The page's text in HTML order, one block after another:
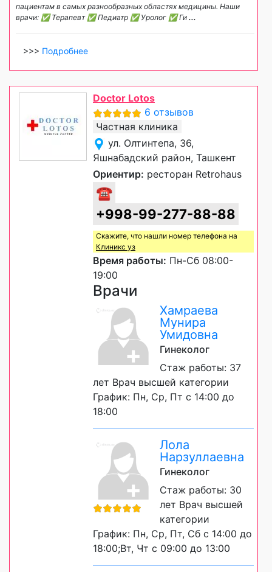
пациентам в самых разнообразных областях медицины. Наши
врачи: ✅ Терапевт ✅ Педиатр ✅ Уролог ✅ Ги ...
>>> Подробнее
Doctor Lotos
6 отзывов
Частная клиника
ул. Олтинтепа, 36,
Яшнабадский район, Ташкент
Ориентир: ресторан Retrohaus
☎
+998-99-277-88-88
Скажите, что нашли номер телефона на
Клиникс уз
Время работы: Пн-Сб 08:00-
19:00
Врачи
Хамраева
Мунира
Умидовна
Гинеколог
Стаж работы: 37
лет Врач высшей категории
График: Пн, Ср, Пт с 14:00 до
18:00
Лола
Нарзуллаевна
Гинеколог
Стаж работы: 30
лет Врач высшей
категории
График: Пн, Ср, Пт, Сб с 14:00 до
18:00;Вт, Чт с 09:00 до 13:00